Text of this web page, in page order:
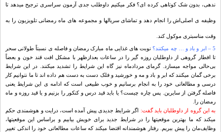
ندهی، بدون شک کوتاهی کرده‏ ای؟ فکر می‏کنیم داوطلب جدی آزمون سراسری ترجیح می‏دهد تا
وظیفه‏ ی اصلیاش را انجام دهد و تماشای سریال‏ها و مجموعه‏ های ماه رمضانی تلویزیون را به
وقت مناسب‏تری موکول کند.
5 – ابر و باد و … چه می‏کنند؟
نوبت‏ های غذایی ماه مبارک رمضان و فاصله‏ ی نسبتاً طولانی سحر
تا افطار گروهی از داوطلبان روزه‏ گیر را در ساعات بعدازظهر با مشکل افت قند خون و بعضاً
بیحالی مواجه می‏سازد. گرمای مردادماه نیز گاه این شرایط را تشدید می‏کنند. در این شرایط
برخی گمان می‏کنند که ابر و باد و مه و خورشید و فلک دست به دست هم داده‏ اند تا ما نتوانیم کار
درسی و مطالعاتی خود را به انجام برسانیم و خوب طبیعی است که ادامه‏ ی این شرایط یعنی
فاصله گرفتن از سایرین. پس چاره چیست؟ یا باید قید درس و کنکور را بزنیم و یا قید روزه و ماه
رمضان را.
به این گروه از داوطلبان باید گفت: اگر شرایط جدیدی پیش آمده است، درایت و هوشمندی حکم
می‏کند که ما بهترین موقعیت‏ها را در شرایط جدید برای خویش بیابیم و براساس این موقعیت‏ها،
وظایفمان را پیش ببریم. رفتار هوشمندانه اقتضا می‏کند که ساعات مطالعاتی خود را اندکی تغییر